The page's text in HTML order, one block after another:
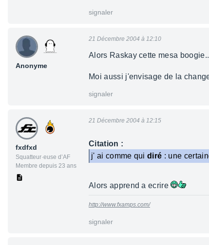
signaler
Anonyme
21 Décembre 2004 à 12:10
Alors Raskay cette mesa
Moi aussi j'envisage de la
signaler
fxdfxd
Squatteur·euse d’AF
Membre depuis 23 ans
21 Décembre 2004 à 12:15
Citation :
j' ai comme quidiré : une
Alors apprend a ecrire
http://www.fxamps.com/
signaler